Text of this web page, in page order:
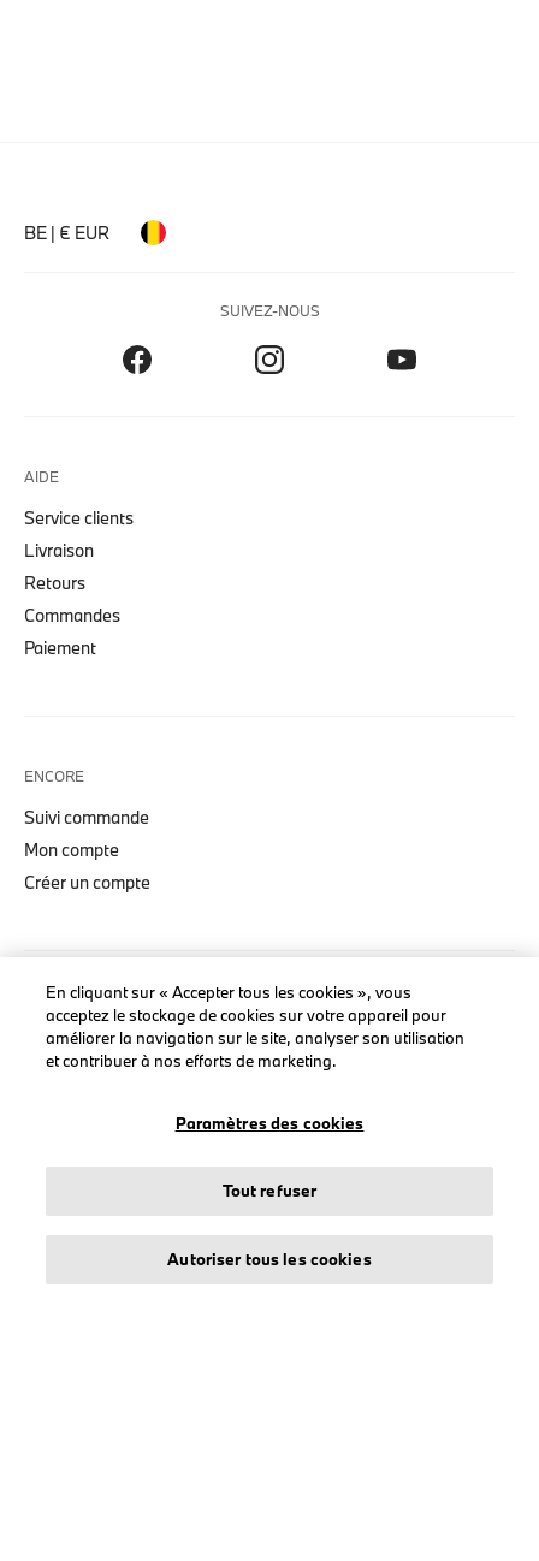
BE | € EUR
SUIVEZ-NOUS
AIDE
Service clients
Livraison
Retours
Commandes
Paiement
ENCORE
Suivi commande
Mon compte
Créer un compte
COLLECTIONS
Vêtements
En cliquant sur « Accepter tous les cookies », vous
acceptez le stockage de cookies sur votre appareil pour
améliorer la navigation sur le site, analyser son utilisation
et contribuer à nos efforts de marketing.
Paramètres des cookies
Tout refuser
Autoriser tous les cookies